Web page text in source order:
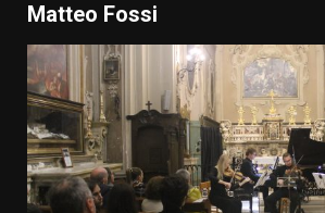
Matteo Fossi